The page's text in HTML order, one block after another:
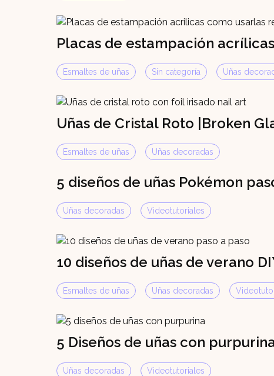
Placas de estampación
Esmaltes de uñas Sin categoría Uñas
Uñas de Cristal Roto |Broken
Esmaltes de uñas Uñas decoradas
5 diseños de uñas Pokémon
Uñas decoradas Videotutoriales
10 diseños de uñas de verano
Esmaltes de uñas Uñas decoradas
5 Diseños de uñas con
Uñas decoradas Videotutoriales